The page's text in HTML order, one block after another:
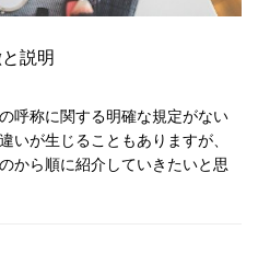
説明
呼称に関する明確な規定がない
いが生じることもありますが、
から順に紹介していきたいと思